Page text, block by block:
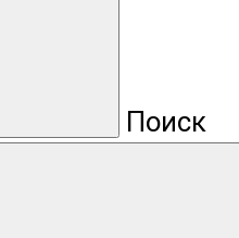
Поиск